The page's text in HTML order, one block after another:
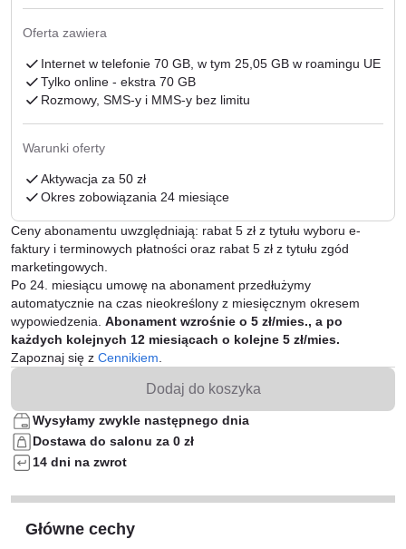
Oferta zawiera
Internet w telefonie 70 GB, w tym 25,05 GB w roamingu UE
Tylko online - ekstra 70 GB
Rozmowy, SMS-y i MMS-y bez limitu
Warunki oferty
Aktywacja za 50 zł
Okres zobowiązania 24 miesiące
Ceny abonamentu uwzględniają: rabat 5 zł z tytułu wyboru e-
faktury i terminowych płatności oraz rabat 5 zł z tytułu zgód
marketingowych.
Po 24 . miesiącu umowę na abonament przedłużymy
automatycznie na czas nieokreślony z miesięcznym okresem
wypowiedzenia. Abonament wzrośnie o 5 zł/mies., a po
każdych kolejnych 12 miesiącach o kolejne 5 zł/mies.
Zapoznaj się z Cennikiem
Dodaj do koszyka
Wysyłamy zwykle następnego dnia
Dostawa do salonu za 0 zł
14 dni na zwrot
Główne cechy